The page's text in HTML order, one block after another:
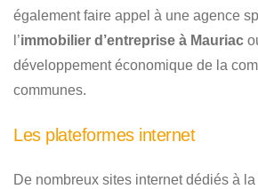
également faire appel à une agence
l’immobilier d’entreprise à Mauriac
développement économique de la
communes.
Les plateformes internet
De nombreux sites internet dédiés à